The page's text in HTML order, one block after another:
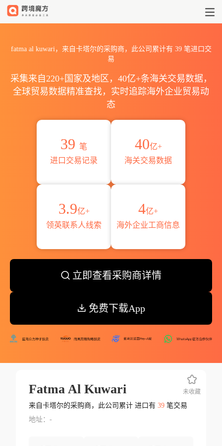
fatma al kuwari，来自卡塔尔的采购商，此公司累计有 39笔进口交
易
采集来自220+国家及地区，40亿+条海关交易数据，
全球贸易数据精准查找，实时追踪海外企业贸易动
态
39 笔
进口交易记录
40亿+
海关交易数据
3.9亿+
领英联系人线索
4亿+
海外企业工商信息
立即查看采购商详情
免费下载App
Fatma Al Kuwari
来自卡塔尔的采购商，此公司累计 进口有 39笔交易
地址：-
未收藏